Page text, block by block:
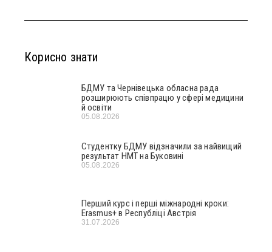
Корисно знати
БДМУ та Чернівецька обласна рада
розширюють співпрацю у сфері медицини
й освіти
05.08.2026
Студентку БДМУ відзначили за найвищий
результат НМТ на Буковині
05.08.2026
Перший курс і перші міжнародні кроки:
Erasmus+ в Республіці Австрія
31.07.2026